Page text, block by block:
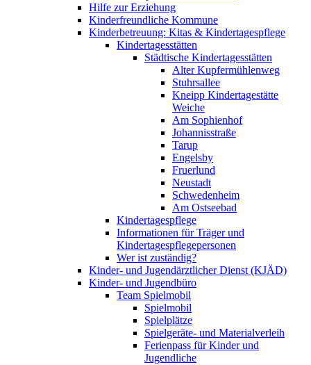
Hilfe zur Erziehung
Kinderfreundliche Kommune
Kinderbetreuung: Kitas & Kindertagespflege
Kindertagesstätten
Städtische Kindertagesstätten
Alter Kupfermühlenweg
Stuhrsallee
Kneipp Kindertagestätte
Weiche
Am Sophienhof
Johannisstraße
Tarup
Engelsby
Fruerlund
Neustadt
Schwedenheim
Am Ostseebad
Kindertagespflege
Informationen für Träger und
Kindertagespflegepersonen
Wer ist zuständig?
Kinder- und Jugendärztlicher Dienst (KJÄD)
Kinder- und Jugendbüro
Team Spielmobil
Spielmobil
Spielplätze
Spielgeräte- und Materialverleih
Ferienpass für Kinder und
Jugendliche